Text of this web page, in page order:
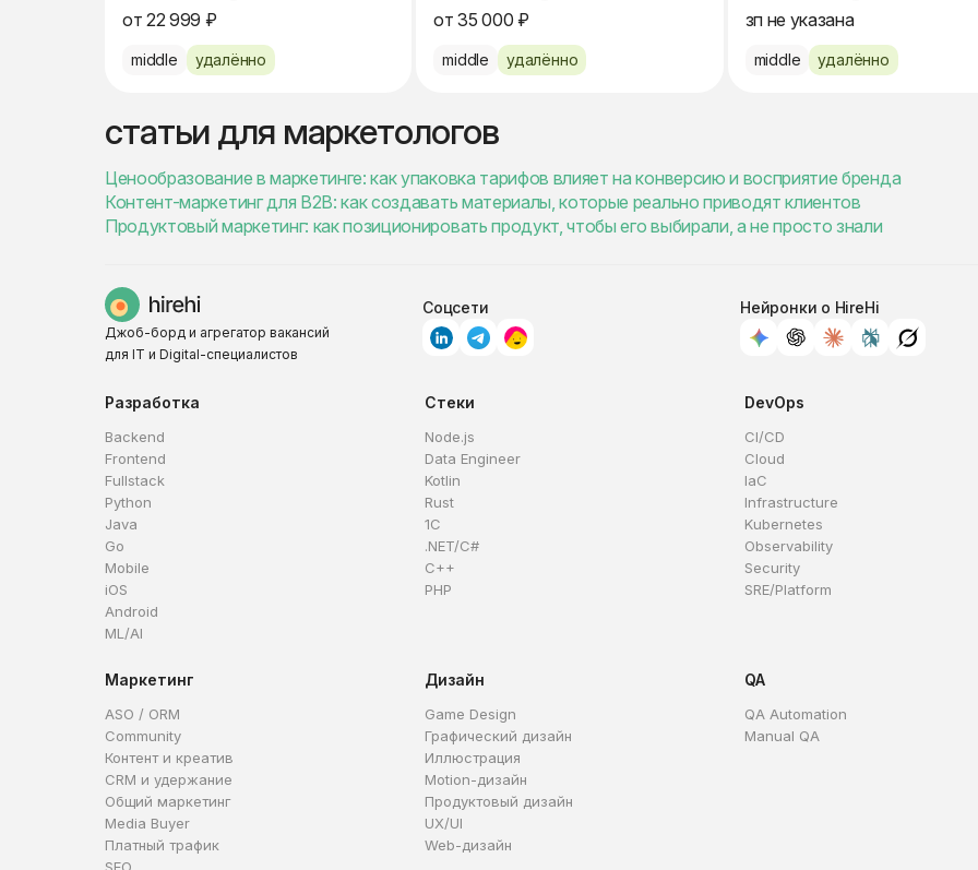
от 22 999 ₽
middle удалённо
от 35 000 ₽
middle удалённо
зп не указана
middle удалённо
статьи для маркетологов
Ценообразование в маркетинге: как упаковка тарифов влияет на конверсию и восприятие бренда
Контент-маркетинг для B2B: как создавать материалы, которые реально приводят клиентов
Продуктовый маркетинг: как позиционировать продукт, чтобы его выбирали, а не просто знали
Джоб-борд и агрегатор вакансий
для IT и Digital-специалистов
Соцсети Нейронки о HireHi
Разработка
Backend
Frontend
Fullstack
Python
Java
Go
Mobile
iOS
Android
ML/AI
Стеки
Node.js
Data Engineer
Kotlin
Rust
1C
.NET/C#
C++
PHP
DevOps
CI/CD
Cloud
IaC
Infrastructure
Kubernetes
Observability
Security
SRE/Platform
Маркетинг
ASO / ORM
Community
Контент и креатив
CRM и удержание
Общий маркетинг
Media Buyer
Платный трафик
Дизайн
Game Design
Графический дизайн
Иллюстрация
Motion-дизайн
Продуктовый дизайн
UX/UI
Web-дизайн
QA
QA Automation
Manual QA